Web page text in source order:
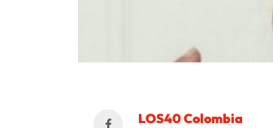
LOS40 Colombia